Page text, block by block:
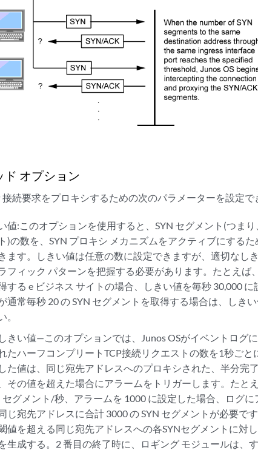
ド オプション
接続要求をプロキシするための次のパラメーターを設定で
値:このオプションを使用すると、SYN セグメント(つま
)の数を、SYN プロキシ メカニズムをアクティブにする
ます。しきい値は任意の数に設定できますが、適切なし
フィック パターンを把握する必要があります。たとえば
する e ビジネス サイトの場合、しきい値を毎秒 30,000
通常毎秒 20 の SYN セグメントを取得する場合は、しき
。
きい値—このオプションでは、Junos OSがイベントログ
たハーフコンプリートTCP接続リクエストの数を1秒ご
た値は、同じ宛先アドレスへのプロキシされた、半分完
その値を超えた場合にアラームをトリガーします。たと
セグメント/秒、アラームを 1000 に設定した場合、ログ
じ宛先アドレスに合計 3000 の SYN セグメントが必要です
値を超える同じ宛先アドレスへの各SYNセグメントに対
生成する。2 番目の終了時に、ロギング モジュールは、